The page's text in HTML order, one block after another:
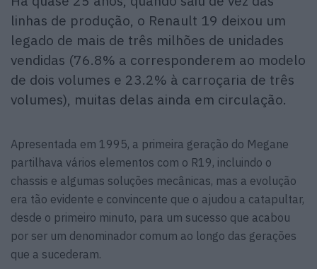
linhas de produção, o Renault 19 deixou um
legado de mais de três milhões de unidades
vendidas (76.8% a corresponderem ao modelo
de dois volumes e 23.2% à carroçaria de três
volumes), muitas delas ainda em circulação.
Apresentada em 1995, a primeira geração do Megane
partilhava vários elementos com o R19, incluindo o
chassis e algumas soluções mecânicas, mas a evolução
era tão evidente e convincente que o ajudou a catapultar,
desde o primeiro minuto, para um sucesso que acabou
por ser um denominador comum ao longo das gerações
que a sucederam.